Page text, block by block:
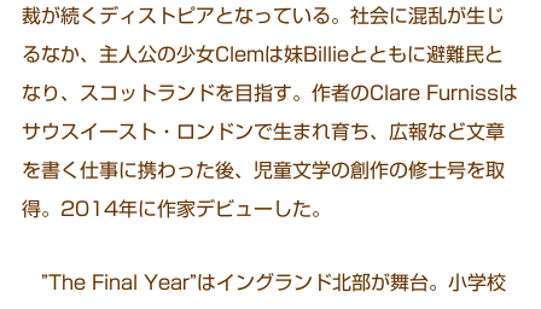
裁が続くディストピアとなっている。社会に混乱が生じ
るなか、主人公の少女Clemは妹Billieとともに避難民と
なり、スコットランドを目指す。作者のClare Furnissは
サウスイースト・ロンドンで生まれ育ち、広報など文章
を書く仕事に携わった後、児童文学の創作の修士号を取
得。2014年に作家デビューした。
”The Final Year”はイングランド北部が舞台。小学校